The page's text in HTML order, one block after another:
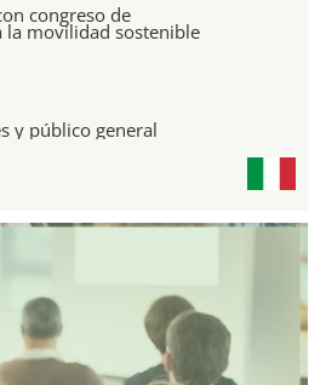
congreso de
movilidad sostenible
y público general